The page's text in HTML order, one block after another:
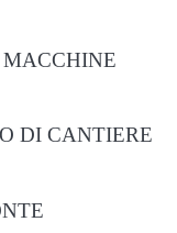
MACCHINE
DI CANTIERE